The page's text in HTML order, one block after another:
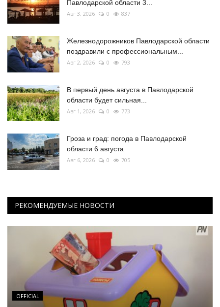
Павлодарской области 3...
Авг 3, 2026 0 837
Железнодорожников Павлодарской области
поздравили с профессиональным...
Авг 2, 2026 0 793
В первый день августа в Павлодарской
области будет сильная...
Авг 1, 2026 0 773
Гроза и град: погода в Павлодарской
области 6 августа
Авг 6, 2026 0 705
РЕКОМЕНДУЕМЫЕ НОВОСТИ
OFFICIAL